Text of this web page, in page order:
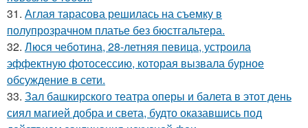
31. Аглая тарасова решилась на съемку в
полупрозрачном платье без бюстгальтера.
32. Люся чеботина, 28-летняя певица, устроила
эффектную фотосессию, которая вызвала бурное
обсуждение в сети.
33. Зал башкирского театра оперы и балета в этот день
сиял магией добра и света, будто оказавшись под